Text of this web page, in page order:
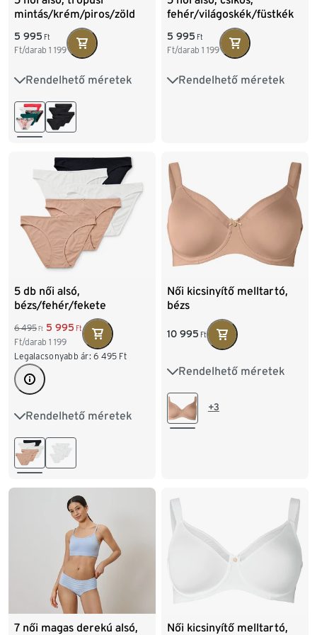
mintás/krém/piros/zöld
5 995 Ft
Ft/darab 1 199
Rendelhető méretek
S 36/38 M 40/42
L 44/46
fehér/világoskék/füstkék
5 995 Ft
Ft/darab 1 199
Rendelhető méretek
S 36/38 M 40/42
5 db női alsó,
bézs/fehér/fekete
6 495 Ft 5 995 Ft
Ft/darab 1 199
Legalacsonyabb ár: 6 495 Ft
Rendelhető méretek
S 36/38 M 40/42
L 44/46
Női kicsinyítő melltartó,
bézs
10 995 Ft
Rendelhető méretek
85D 85E 85F
90D +3
7 női magas derekú alsó,
Női kicsinyítő melltartó,